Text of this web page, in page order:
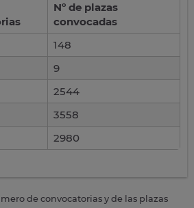
Nº de plazas
convocadas
148
9
2544
3558
2980
de convocatorias y de las plazas